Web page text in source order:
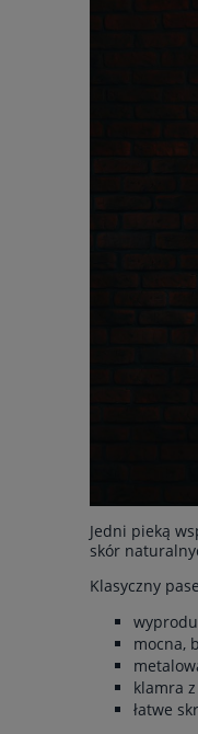
Jedni pieką
skór
Klasyczny
mocna,
klamra
łatwe